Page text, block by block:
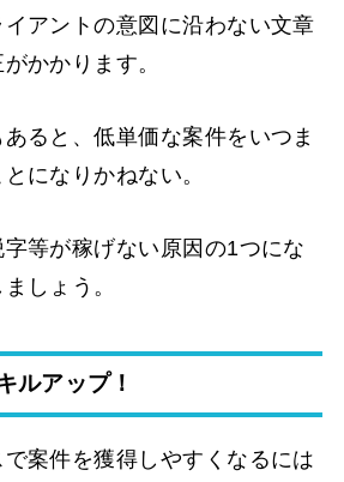
アントの意図に沿わない文章
かかります。
ると、低単価な案件をいつま
になりかねない。
等が稼げない原因の1つにな
しょう。
ルアップ！
案件を獲得しやすくなるには